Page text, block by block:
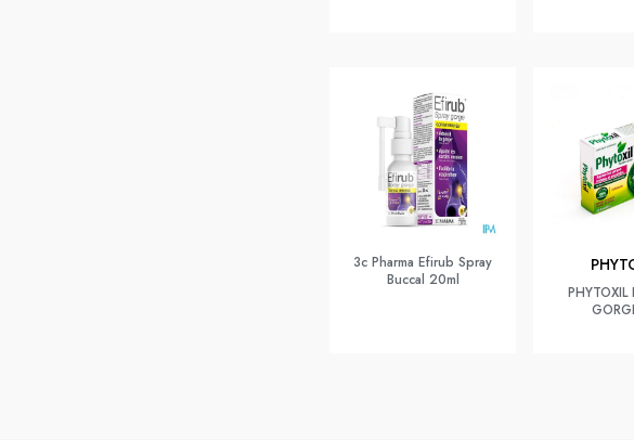
3c Pharma Efirub Spray
Buccal 20ml
PHYTOXIL